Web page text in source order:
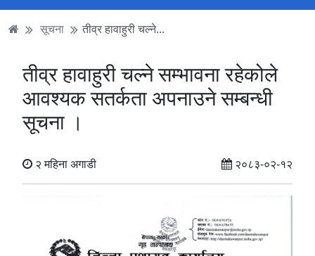
सूचना तीव्र हावाहुरी चल्ने...
तीव्र हावाहुरी चल्ने सम्भावना रहेकोले
आवश्यक सतर्कता अपनाउने सम्बन्धी
सूचना ।
२ महिना अगाडी २०८३-०२-१२